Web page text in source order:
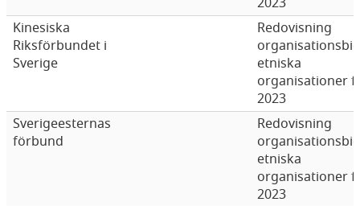
Kinesiska
Riksförbundet i
Sverige
Redovisning
etniska
organisationer
2023
Sverigeesternas
förbund
Redovisning
etniska
organisationer
2023